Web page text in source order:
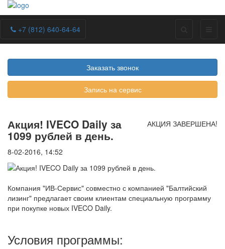
+7 (812) 640-64-64
Заказать звонок
Запись на сервис
АКЦИЯ ЗАВЕРШЕНА!
Акция! IVECO Daily за
1099 рублей в день.
8-02-2016, 14:52
Компания "ИВ-Сервис" совместно с компанией "Балтийский
лизинг" предлагает своим клиентам специальную программу
при покупке новых IVECO Daily.
Условия программы: